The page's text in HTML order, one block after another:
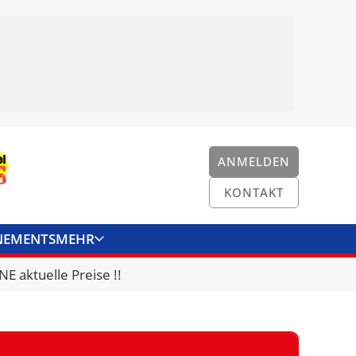
ANMELDEN
KONTAKT
MEHR
KONTAKT
aktuelle Preise !!